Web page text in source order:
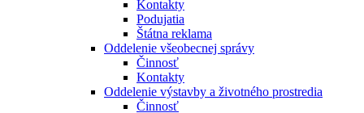
Kontakty
Podujatia
Štátna reklama
Oddelenie všeobecnej správy
Činnosť
Kontakty
Oddelenie výstavby a životného prostredia
Činnosť